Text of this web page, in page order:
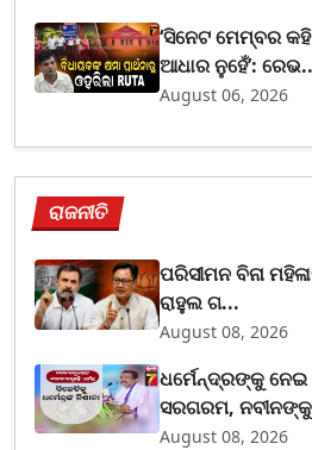
‘ସିନେଟ ମେମ୍ବର
ଆଧାର ନୁହେଁ’:
August 06, 2026
ରାଜନୀତି
ପରିସୀମନ ବିନା
ରାହୁଲ ଗ...
August 08, 2026
ଧର୍ମେନ୍ଦ୍ରଙ୍କୁ ନେଇ
ସରଗରମ,
August 08, 2026